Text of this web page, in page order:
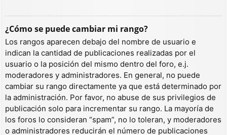
¿Cómo se puede cambiar mi rango?
Los rangos aparecen debajo del nombre de usuario e
indican la cantidad de publicaciones realizadas por el
usuario o la posición del mismo dentro del foro, e.j.
moderadores y administradores. En general, no puede
cambiar su rango directamente ya que está determinado por
la administración. Por favor, no abuse de sus privilegios de
publicación solo para incrementar su rango. La mayoría de
los foros lo consideran “spam”, no lo toleran, y moderadores
o administradores reducirán el número de publicaciones